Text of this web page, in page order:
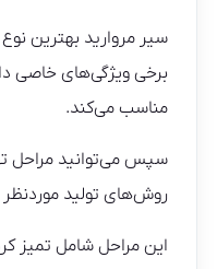
سیر مروارید بهترین
برخی ویژگی‌های خاصی
مناسب می‌کند.
سپس می‌توانید مراحل
روش‌های تولید
این مراحل شامل تمیز